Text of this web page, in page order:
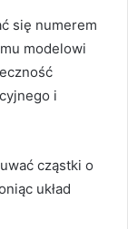
się numerem
modelowi
i
cząstki o
układ